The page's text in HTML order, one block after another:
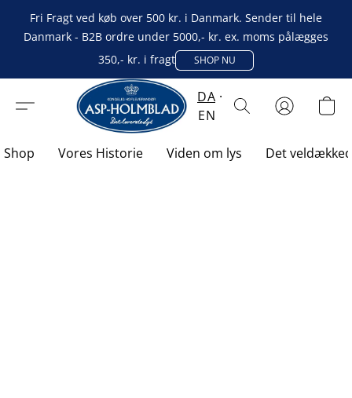
Fri Fragt ved køb over 500 kr. i Danmark. Sender til hele
Danmark - B2B ordre under 5000,- kr. ex. moms pålægges
350,- kr. i fragt
SHOP NU
DA
EN
Shop Vores Historie Viden om lys Det